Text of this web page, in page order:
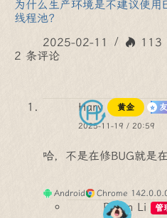
为什么生产环境是不建议使
线程池？
2025-02-11
113
2 条评论
Hary 黄金 友
2025-11-19 / 20:59
哈，不是在修BUG就是
Android Chrome
Dylan Li 管